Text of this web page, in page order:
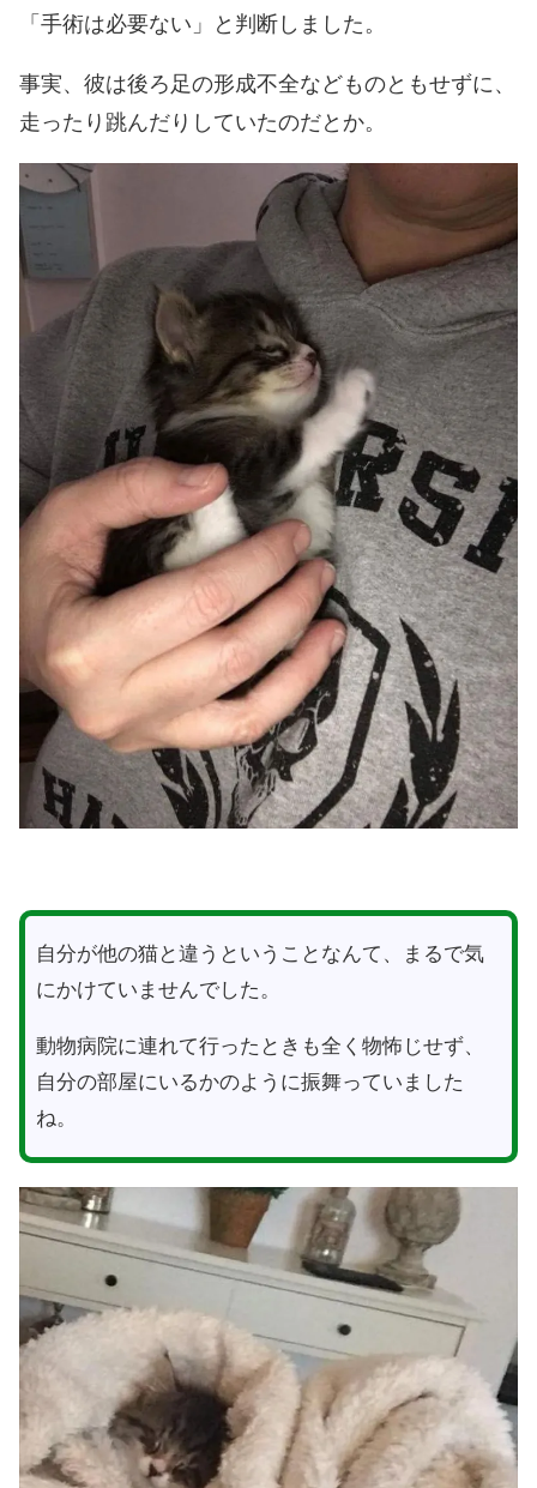
「手術は必要ない」と判断しました。
事実、彼は後ろ足の形成不全などものともせずに、
走ったり跳んだりしていたのだとか。
自分が他の猫と違うということなんて、まるで気
にかけていませんでした。
動物病院に連れて行ったときも全く物怖じせず、
自分の部屋にいるかのように振舞っていました
ね。